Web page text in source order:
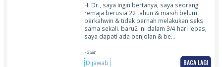
Hi Dr., saya ingin bertanya, saya seorang
remaja berusia 22 tahun & masih belum
berkahwin & tidak pernah melakukan seks
sama sekali. baru2 ini dalam 3/4 hari lepas,
saya dapati ada benjolan & be…
- Sulit
Dijawab BACA LAGI